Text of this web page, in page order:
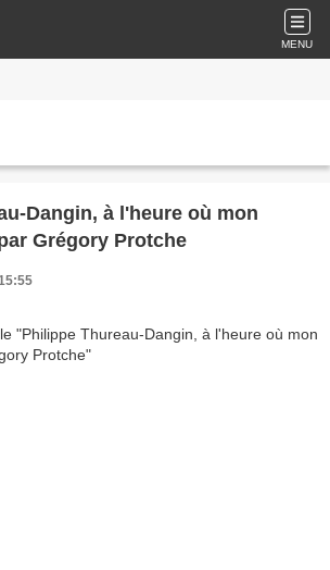
MENU
Dangin, à l'heure où mon
Grégory Protche